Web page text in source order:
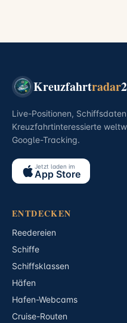
Kreuzfahrtradar
Live-Positionen,
Kreuzfahrtinteressierte
Google-Tracking.
Jetzt laden im
App Store
ENTDECKEN
Reedereien
Schiffe
Schiffsklassen
Häfen
Hafen-Webcams
Cruise-Routen